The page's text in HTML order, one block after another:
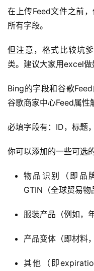
例
拆
操
手
C
u
干
精
在上传Feed文件之前
所有字段。
但注意，格式比较坑爹
类。建议大家用excel做
Bing的字段和谷歌
谷歌商家中心Feed属性
必填字段有：ID，标题
你可以添加的一些可选
物品识别（即品
GTIN（全球贸易物
服装产品（例如，
产品变体（即材料
其他（即